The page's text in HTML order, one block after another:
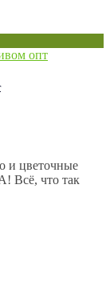
и цветочные
Всё, что так